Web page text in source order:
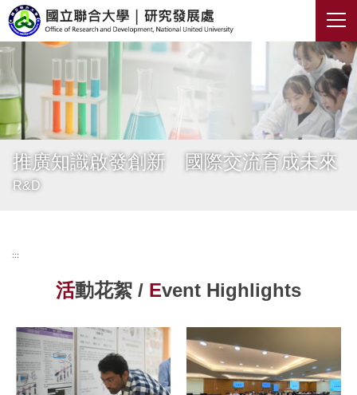
跳
到
主
內
容
推廣知識啟發創新 國際交流育成未來
R&D
:::
活動花絮 / Event Highlights